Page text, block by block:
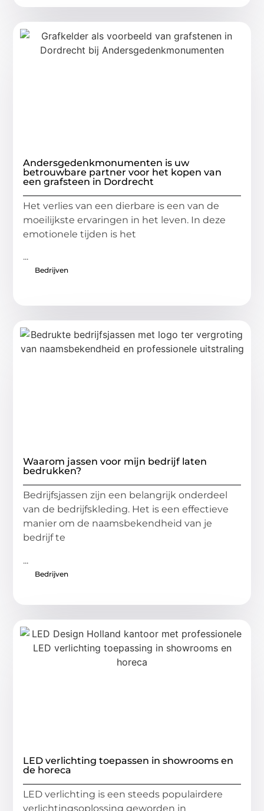
Andersgedenkmonumenten is uw
betrouwbare partner voor het kopen van
een grafsteen in Dordrecht
Het verlies van een dierbare is een van de
moeilijkste ervaringen in het leven. In deze
emotionele tijden is het
...
Bedrijven
Waarom jassen voor mijn bedrijf laten
bedrukken?
Bedrijfsjassen zijn een belangrijk onderdeel
van de bedrijfskleding. Het is een effectieve
manier om de naamsbekendheid van je
bedrijf te
...
Bedrijven
LED verlichting toepassen in showrooms en
de horeca
LED verlichting is een steeds populairdere
verlichtingsoplossing geworden in